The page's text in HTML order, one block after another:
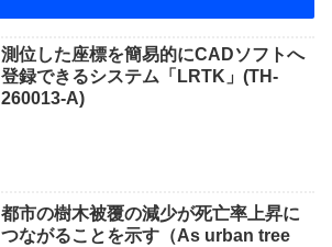
測位した座標を簡易的にCADソフトへ
登録できるシステム「LRTK」(TH-
260013-A)
都市の樹木被覆の減少が死亡率上昇に
つながることを示す（As urban tree